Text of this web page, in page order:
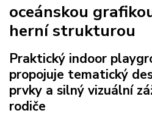
oceánskou
herní strukturou
Praktický indoor
propojuje tematický
prvky a silný vizuální
rodiče